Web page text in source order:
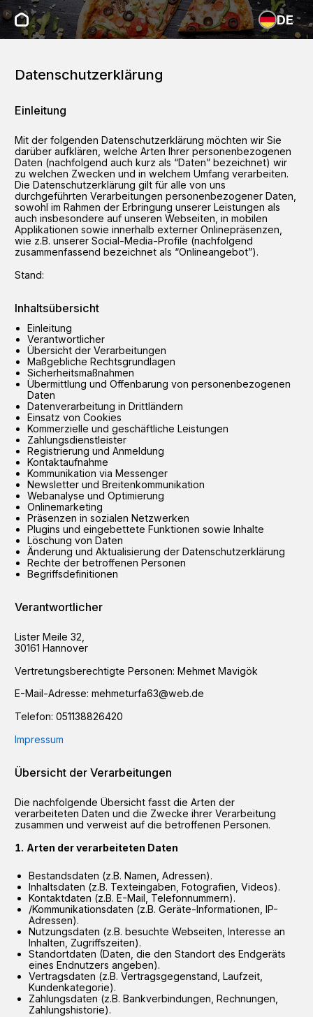
DE
Datenschutzerklärung
Einleitung
Mit der folgenden Datenschutzerklärung möchten wir Sie
darüber aufklären, welche Arten Ihrer personenbezogenen
Daten (nachfolgend auch kurz als “Daten” bezeichnet) wir
zu welchen Zwecken und in welchem Umfang verarbeiten.
Die Datenschutzerklärung gilt für alle von uns
durchgeführten Verarbeitungen personenbezogener Daten,
sowohl im Rahmen der Erbringung unserer Leistungen als
auch insbesondere auf unseren Webseiten, in mobilen
Applikationen sowie innerhalb externer Onlinepräsenzen,
wie z.B. unserer Social-Media-Profile (nachfolgend
zusammenfassend bezeichnet als “Onlineangebot”).
Stand:
Inhaltsübersicht
Einleitung
Verantwortlicher
Übersicht der Verarbeitungen
Maßgebliche Rechtsgrundlagen
Sicherheitsmaßnahmen
Übermittlung und Offenbarung von personenbezogenen
Daten
Datenverarbeitung in Drittländern
Einsatz von Cookies
Kommerzielle und geschäftliche Leistungen
Zahlungsdienstleister
Registrierung und Anmeldung
Kontaktaufnahme
Kommunikation via Messenger
Newsletter und Breitenkommunikation
Webanalyse und Optimierung
Onlinemarketing
Präsenzen in sozialen Netzwerken
Plugins und eingebettete Funktionen sowie Inhalte
Löschung von Daten
Änderung und Aktualisierung der Datenschutzerklärung
Rechte der betroffenen Personen
Begriffsdefinitionen
Verantwortlicher
Lister Meile 32
30161 Hannover
Vertretungsberechtigte Personen: Mehmet Mavigök
E-Mail-Adresse: mehmeturfa63@web.de
Telefon: 051138826420
Impressum
Übersicht der Verarbeitungen
Die nachfolgende Übersicht fasst die Arten der
verarbeiteten Daten und die Zwecke ihrer Verarbeitung
zusammen und verweist auf die betroffenen Personen.
Arten der verarbeiteten Daten
Bestandsdaten (z.B. Namen, Adressen).
Inhaltsdaten (z.B. Texteingaben, Fotografien, Videos).
Kontaktdaten (z.B. E-Mail, Telefonnummern).
/Kommunikationsdaten (z.B. Geräte-Informationen, IP-
Adressen).
Nutzungsdaten (z.B. besuchte Webseiten, Interesse an
Inhalten, Zugriffszeiten).
Standortdaten (Daten, die den Standort des Endgeräts
eines Endnutzers angeben).
Vertragsdaten (z.B. Vertragsgegenstand, Laufzeit,
Kundenkategorie).
Zahlungsdaten (z.B. Bankverbindungen, Rechnungen,
Zahlungshistorie).